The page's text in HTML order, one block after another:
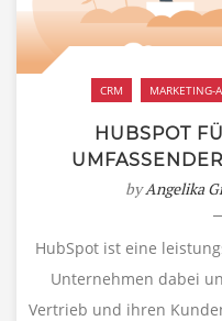
CRM MARKETING-
HUBSPOT
byAngelika
HubSpot ist eine
Unternehmen dabei
Vertrieb und ihren